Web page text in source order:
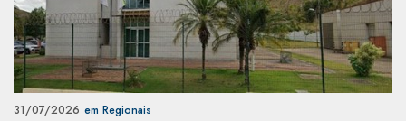
31/07/2026 em Regionais